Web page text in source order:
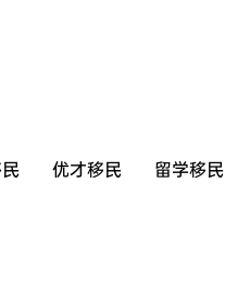
优才移民 留学移民